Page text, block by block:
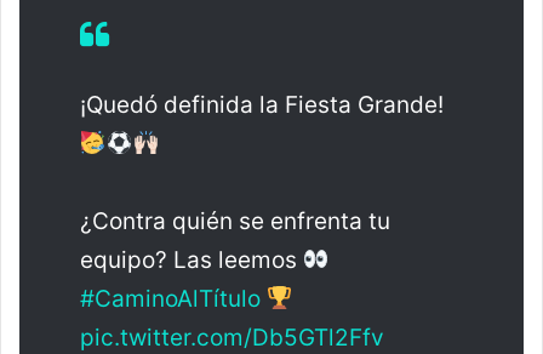
¡Quedó definida la Fiesta Grande!
¿Contra quién se enfrenta tu
equipo? Las leemos
#CaminoAlTítulo
pic.twitter.com/Db5GTl2Ffv